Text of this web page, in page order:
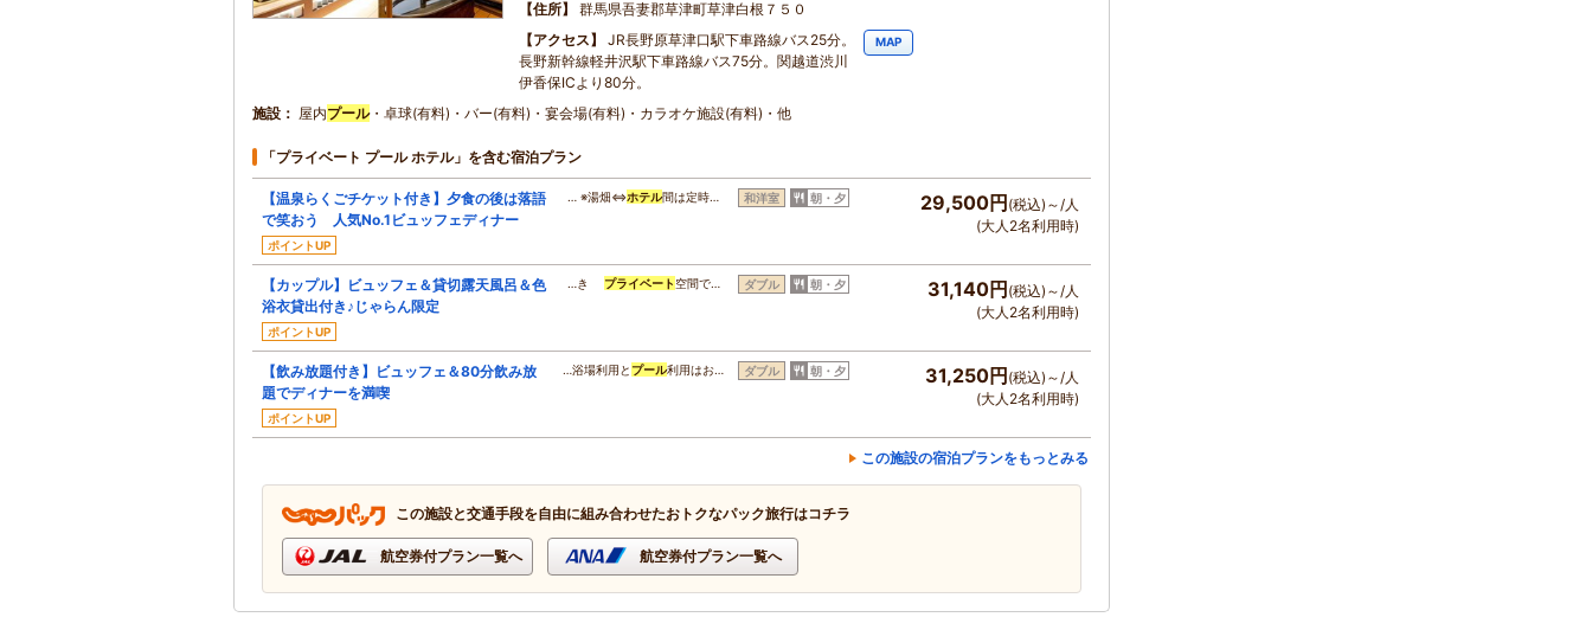
住所
群馬県吾妻郡草津町草津白根７５０
アクセス
JR長野原草津口駅下車路線バス25分。
長野新幹線軽井沢駅下車路線バス75分。関越道渋川
伊香保ICより80分。
MAP
施設 屋内プール・卓球(有料)・バー(有料)・宴会場(有料)・カラオケ施設(有料)・他
「プライベート プール ホテル」を含む宿泊プラン
【温泉らくごチケット付き】夕食の後は落語
で笑おう 人気No.1ビュッフェディナー
ポイントUP
… ※湯畑⇔ホテル間は定時… 和洋室 朝・夕 29,500円 (税込)～/人
(大人2名利用時)
【カップル】ビュッフェ＆貸切露天風呂＆色
浴衣貸出付き♪じゃらん限定
ポイントUP
…き プライベート 空間で… ダブル 朝・夕 31,140円 (税込)～/人
(大人2名利用時)
【飲み放題付き】ビュッフェ＆80分飲み放
題でディナーを満喫
ポイントUP
…浴場利用と プール利用はお… ダブル 朝・夕 31,250円 (税込)～/人
(大人2名利用時)
この施設の宿泊プランをもっとみる
この施設と交通手段を自由に組み合わせたおトクなパック旅行はコチラ
航空券付プラン一覧へ 航空券付プラン一覧へ